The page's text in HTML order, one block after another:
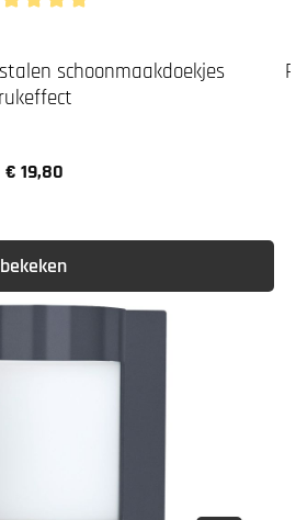
schoonmaakdoekjes
Normale prijs:
€ 19,80